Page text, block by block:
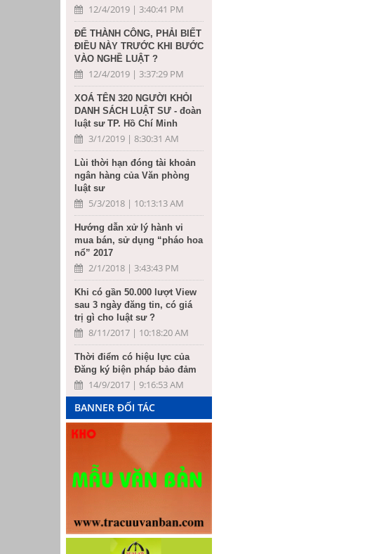
12/4/2019 | 3:40:41 PM
ĐỂ THÀNH CÔNG, PHẢI BIẾT
ĐIỀU NÀY TRƯỚC KHI BƯỚC
VÀO NGHỀ LUẬT ?
12/4/2019 | 3:37:29 PM
XOÁ TÊN 320 NGƯỜI KHỎI
DANH SÁCH LUẬT SƯ - đoàn
luật sư TP. Hồ Chí Minh
3/1/2019 | 8:30:31 AM
Lùi thời hạn đóng tài khoản
ngân hàng của Văn phòng
luật sư
5/3/2018 | 10:13:13 AM
Hướng dẫn xử lý hành vi
mua bán, sử dụng “pháo hoa
nổ” 2017
2/1/2018 | 3:43:43 PM
Khi có gần 50.000 lượt View
sau 3 ngày đăng tin, có giá
trị gì cho luật sư ?
8/11/2017 | 10:18:20 AM
Thời điểm có hiệu lực của
Đăng ký biện pháp bảo đảm
14/9/2017 | 9:16:53 AM
BANNER ĐỐI TÁC